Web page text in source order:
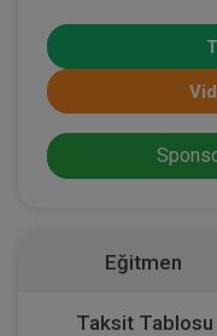
Eğitmen
Taksit Tablosu